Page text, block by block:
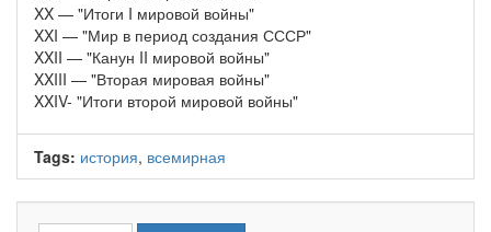
XX — "Итоги I мировой войны"
XXI — "Мир в период создания СССР"
XXII — "Канун II мировой войны"
XXIII — "Вторая мировая войны"
XXIV- "Итоги второй мировой войны"
Tags: история, всемирная